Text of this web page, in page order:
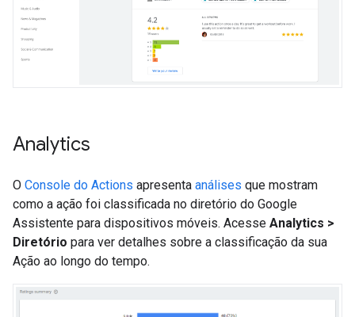
Analytics
O Console do Actions apresenta análises que mostram
como a ação foi classificada no diretório do Google
Assistente para dispositivos móveis. Acesse Analytics >
Diretório para ver detalhes sobre a classificação da sua
Ação ao longo do tempo.